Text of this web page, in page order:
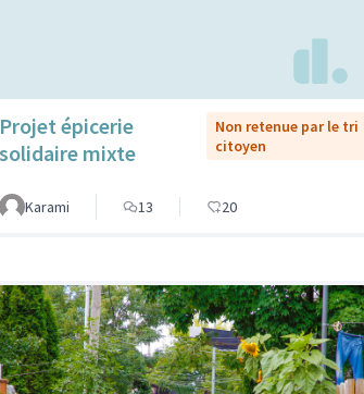
Projet épicerie
solidaire mixte
Non retenue par le tri
citoyen
Karami 13 20